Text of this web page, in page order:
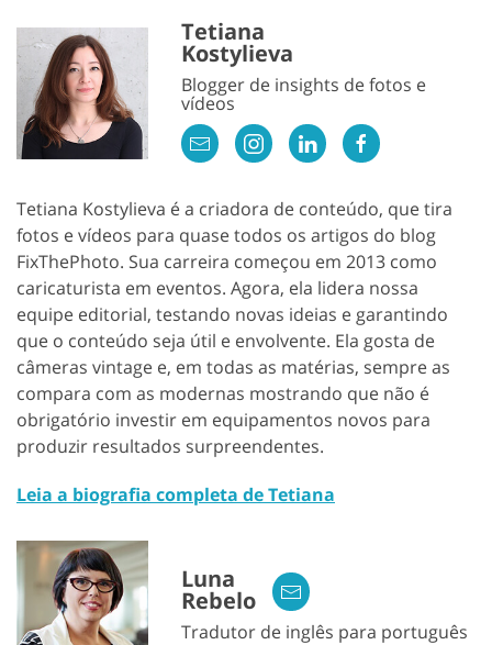
Tetiana
Kostylieva
Blogger de insights de fotos e
vídeos
Tetiana Kostylieva é a criadora de conteúdo, que tira
fotos e vídeos para quase todos os artigos do blog
FixThePhoto. Sua carreira começou em 2013 como
caricaturista em eventos. Agora, ela lidera nossa
equipe editorial, testando novas ideias e garantindo
que o conteúdo seja útil e envolvente. Ela gosta de
câmeras vintage e, em todas as matérias, sempre as
compara com as modernas mostrando que não é
obrigatório investir em equipamentos novos para
produzir resultados surpreendentes.
Leia a biografia completa de Tetiana
Luna
Rebelo
Tradutor de inglês para português